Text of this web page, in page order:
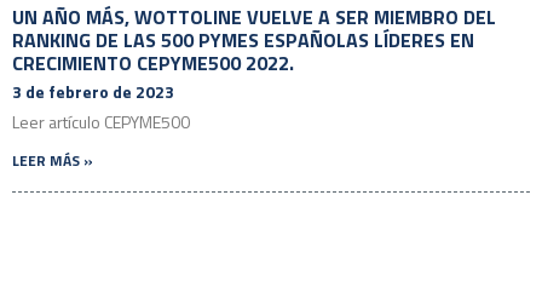
UN AÑO MÁS, WOTTOLINE VUELVE A SER MIEMBRO DEL
RANKING DE LAS 500 PYMES ESPAÑOLAS LÍDERES EN
CRECIMIENTO CEPYME500 2022.
3 de febrero de 2023
Leer artículo CEPYME500
LEER MÁS »